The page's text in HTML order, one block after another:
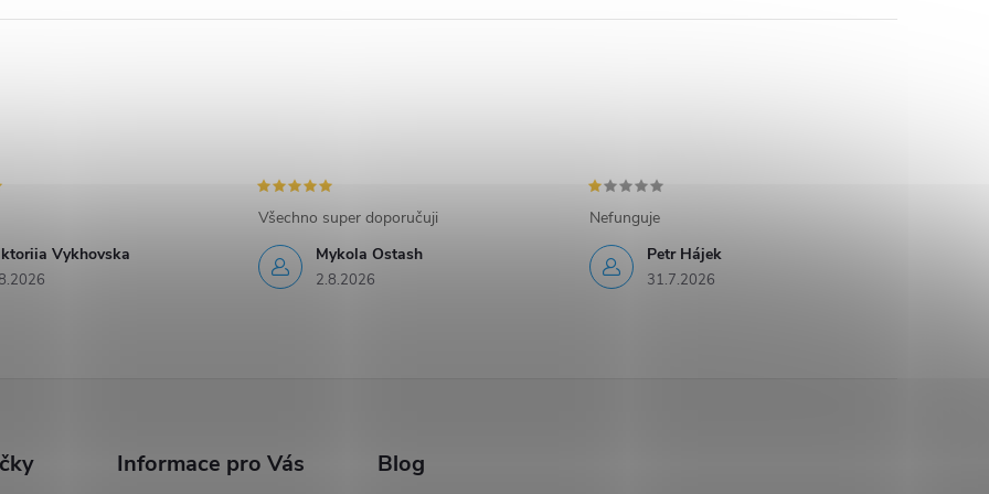
Vykhovska
Mykola Ostash
2.8.2026
Všechno super doporučuji
Petr Hájek
31.7.2026
Nefunguje
Informace pro Vás Blog